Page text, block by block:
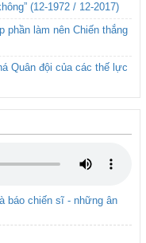
(12-1972 / 12-2017)
phần làm nên Chiến thắng
Quân đội của các thế lực
báo chiến sĩ - những ân